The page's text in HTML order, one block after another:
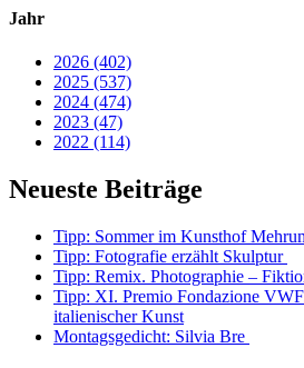
Jahr
2026 (402)
2025 (537)
2024 (474)
2023 (47)
2022 (114)
Neueste Beiträge
Tipp: Sommer im Kunsthof
Tipp: Fotografie erzählt Skulptur
Tipp: Remix. Photographie –
Tipp: XI. Premio Fondazione
italienischer Kunst
Montagsgedicht: Silvia Bre